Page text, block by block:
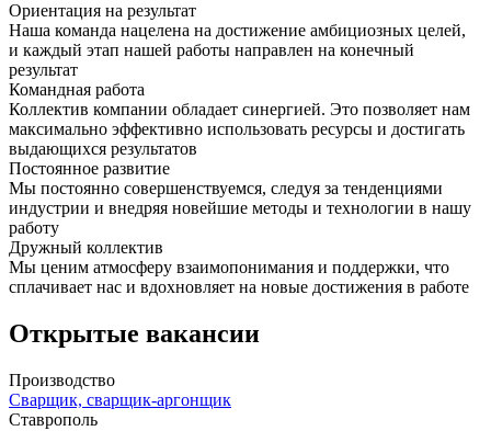
Ориентация на результат
Наша команда нацелена на достижение амбициозных целей,
и каждый этап нашей работы направлен на конечный
результат
Командная работа
Коллектив компании обладает синергией. Это позволяет нам
максимально эффективно использовать ресурсы и достигать
выдающихся результатов
Постоянное развитие
Мы постоянно совершенствуемся, следуя за тенденциями
индустрии и внедряя новейшие методы и технологии в нашу
работу
Дружный коллектив
Мы ценим атмосферу взаимопонимания и поддержки, что
сплачивает нас и вдохновляет на новые достижения в работе
Открытые вакансии
Производство
Сварщик, сварщик-аргонщик
Ставрополь